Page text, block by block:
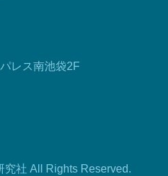
レス南池袋2F
社 All Rights Reserved.